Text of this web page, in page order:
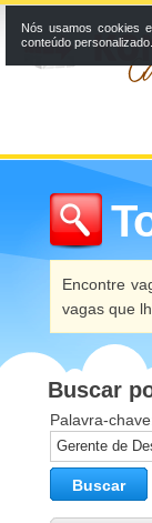
Encontre
vagas que
Buscar
Palavra-
Buscar
Nós usamos cookies
conteúdo